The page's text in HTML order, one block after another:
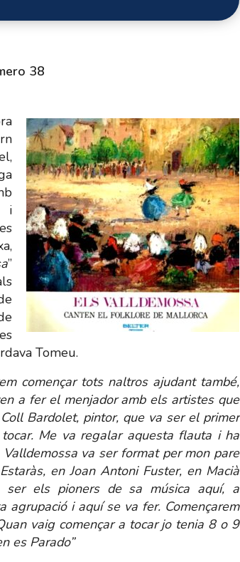
38
i
”
Tomeu.
començar tots naltros ajudant també,
a fer el menjador amb els artistes que
Bardolet, pintor, que va ser el primer
Me va regalar aquesta flauta i ha
va ser format per mon pare
en Joan Antoni Fuster, en Macià
ser els pioners de sa música aquí, a
agrupació i aquí se va fer. Començarem
vaig començar a tocar jo tenia 8 o 9
es Parado”